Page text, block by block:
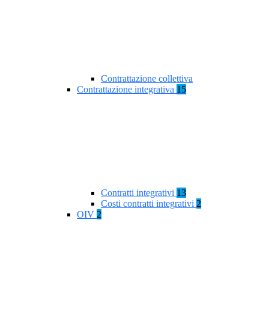
Contrattazione collettiva
Contrattazione integrativa 15
Contratti integrativi 13
Costi contratti integrativi 2
OIV 2